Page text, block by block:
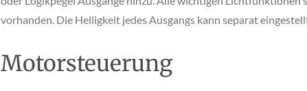
vorhanden. Die Helligkeit jedes Ausgangs kann separat
Motorsteuerung